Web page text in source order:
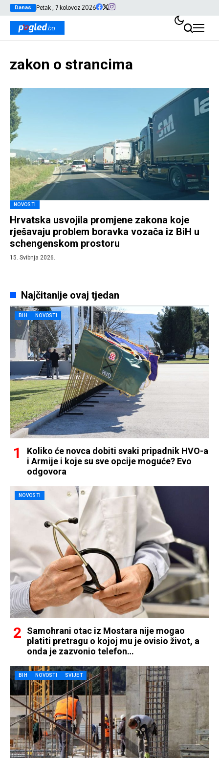
Danas Petak , 7 kolovoz 2026
zakon o strancima
NOVOSTI
Hrvatska usvojila promjene zakona koje
rješavaju problem boravka vozača iz BiH u
schengenskom prostoru
15. Svibnja 2026.
Najčitanije ovaj tjedan
BIH NOVOSTI
Koliko će novca dobiti svaki pripadnik HVO-a
i Armije i koje su sve opcije moguće? Evo
odgovora
NOVOSTI
Samohrani otac iz Mostara nije mogao
platiti pretragu o kojoj mu je ovisio život, a
onda je zazvonio telefon…
BIH NOVOSTI SVIJET